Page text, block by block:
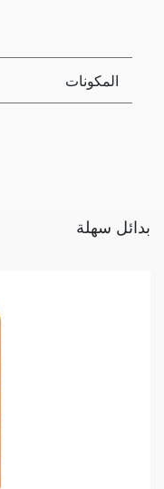
المكونات
بدائل سهلة